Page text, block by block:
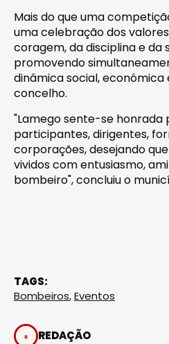
Mais do que uma
uma celebração dos
coragem, da disciplina e da
promovendo
dinâmica social,
concelho.
"Lamego sente-se
participantes, dirigentes,
corporações, desejando
vividos com entusiasmo,
bombeiro", concluiu o
TAGS:
Bombeiros,Eventos
REDAÇÃO